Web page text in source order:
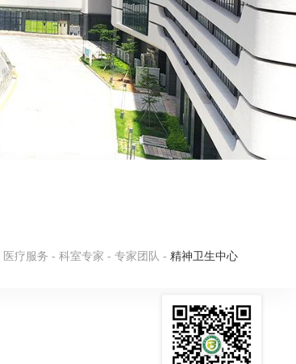
医疗服务 - 科室专家 - 专家团队 - 精神卫生中心